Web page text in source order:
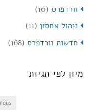
וורדפרס (10)
ניהול אחסון (11)
חדשות וורדפרס (168)
מיון לפי תגיות